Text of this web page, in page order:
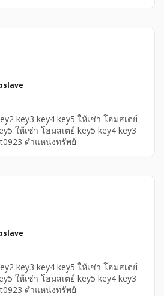
key3 key4 key5 ให้เช่า โฮมสเตย์
ให้เช่า โฮมสเตย์ key5 key4 key3
ตำแหน่งทรัพย์
key3 key4 key5 ให้เช่า โฮมสเตย์
ให้เช่า โฮมสเตย์ key5 key4 key3
ตำแหน่งทรัพย์